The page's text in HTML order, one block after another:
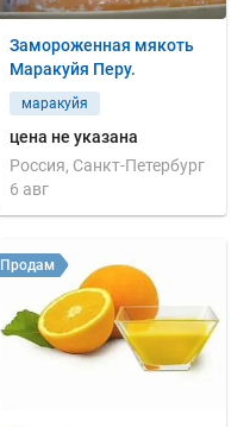
Замороженная мякоть
Маракуйя Перу.
маракуйя
цена не указана
Россия, Санкт-Петербург
6 авг
Продам